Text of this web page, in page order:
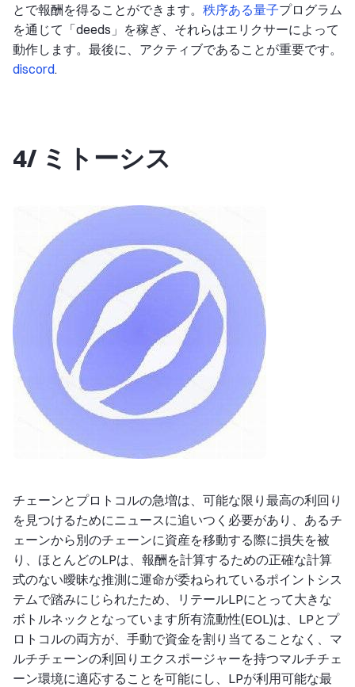
とで報酬を得ることができます。 秩序ある量子プログラム
を通じて「deeds」を稼ぎ、それらはエリクサーによって
動作します。最後に、アクティブであることが重要です。
discord.
4/ ミトーシス
チェーンとプロトコルの急増は、可能な限り最高の利回り
を見つけるためにニュースに追いつく必要があり、あるチ
ェーンから別のチェーンに資産を移動する際に損失を被
り、ほとんどのLPは、報酬を計算するための正確な計算
式のない曖昧な推測に運命が委ねられているポイントシス
テムで踏みにじられたため、リテールLPにとって大きな
ボトルネックとなっています所有流動性(EOL)は、LPとプ
ロトコルの両方が、手動で資金を割り当てることなく、マ
ルチチェーンの利回りエクスポージャーを持つマルチチェ
ーン環境に適応することを可能にし、LPが利用可能な最